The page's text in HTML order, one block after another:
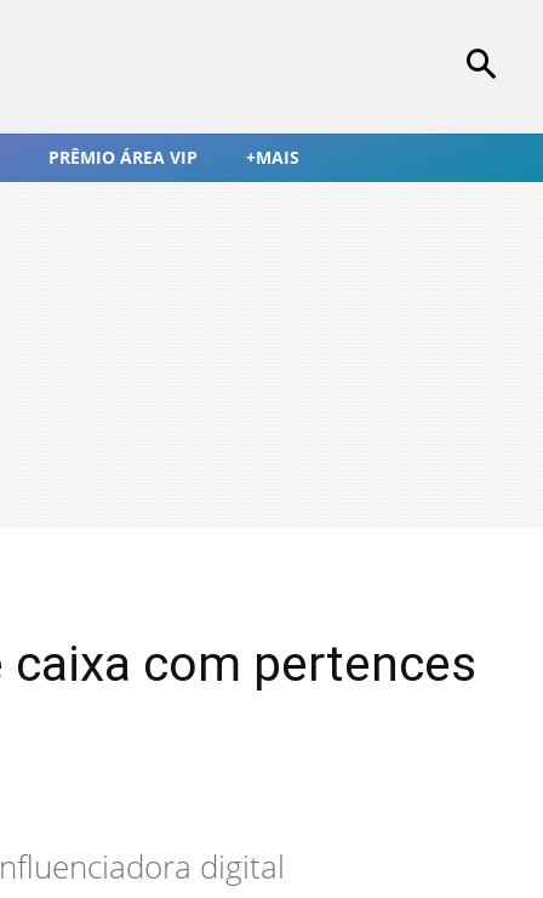
PRÊMIO ÁREA VIP +MAIS
com pertences
digital